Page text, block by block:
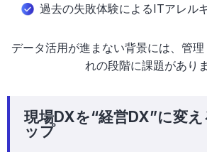
過去の失敗体験によるITアレル
データ活用が進まない背景には、管
れの段階に課題がありま
現場DXを“経営DX”に変
ップ